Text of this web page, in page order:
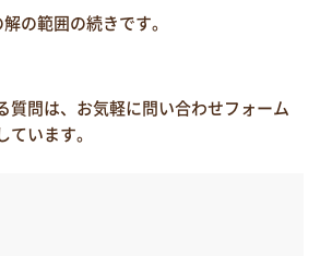
の範囲の続きです。
質問は、お気軽に問い合わせフォーム
います。